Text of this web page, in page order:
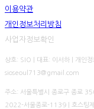
이용약관
개인정보처리방침
사업자정보확인
상호: SIO | 대표: 이서하 | 개인
sioseoul713@gmail.com
주소: 서울특별시 종로구 종로
2022-서울종로-1139 | 호스팅